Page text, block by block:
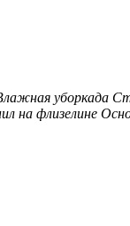
уборкада
на флизелине